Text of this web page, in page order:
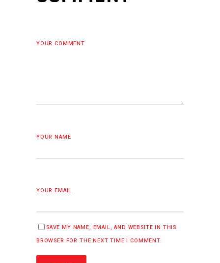
YOUR COMMENT
YOUR NAME
YOUR EMAIL
SAVE MY NAME, EMAIL, AND WEBSITE IN THIS
BROWSER FOR THE NEXT TIME I COMMENT.